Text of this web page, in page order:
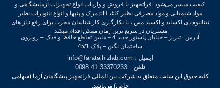
کیفیت میسر می‌شود.فراتجهیز با فروش و واردات انواع تجهیزات آزمایشگاهی و
مواد شیمیایی و مواد مصرفی نظیر کاغذ pH مرک و پنپها و انواع نانوذرات نظیر
تیتانیوم دی اکساید و اکسید مس ، با بکارگیری کارشناسان مجرب برای رفع نیاز های
مشتریان در سریع ترین زمان ممکن اقدام میکند.
آدرس : تبریز – خیابان پاستور جدید 4 – مابین تقاطع حافظ و فدک – روبروی
ساختمان نگین – پلاک 45/1
ایمیل: info@faratajhizlab.com
تلفن: 33370233 41 0098
کلیه حقوق این سایت متعلق به شرکت بین المللی فراتجهیز پیشگامان آزما (سهامی
خاص) می‌باشد.